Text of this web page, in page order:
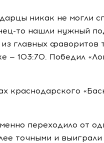
никак не могли
то нашли нужный
главных фаворитов
103:70. Победил
краснодарского
переходило от
точными и